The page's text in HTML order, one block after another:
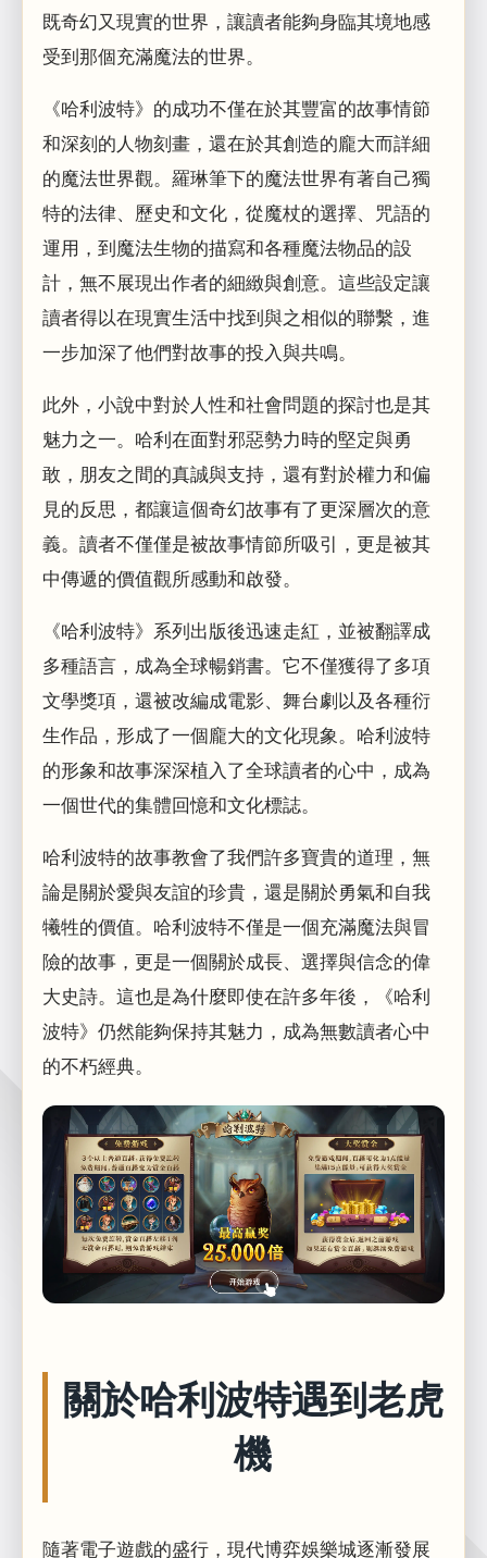
既奇幻又現實的世界，讓讀者能夠身臨其境地感
受到那個充滿魔法的世界。
《哈利波特》的成功不僅在於其豐富的故事情節
和深刻的人物刻畫，還在於其創造的龐大而詳細
的魔法世界觀。羅琳筆下的魔法世界有著自己獨
特的法律、歷史和文化，從魔杖的選擇、咒語的
運用，到魔法生物的描寫和各種魔法物品的設
計，無不展現出作者的細緻與創意。這些設定讓
讀者得以在現實生活中找到與之相似的聯繫，進
一步加深了他們對故事的投入與共鳴。
此外，小說中對於人性和社會問題的探討也是其
魅力之一。哈利在面對邪惡勢力時的堅定與勇
敢，朋友之間的真誠與支持，還有對於權力和偏
見的反思，都讓這個奇幻故事有了更深層次的意
義。讀者不僅僅是被故事情節所吸引，更是被其
中傳遞的價值觀所感動和啟發。
《哈利波特》系列出版後迅速走紅，並被翻譯成
多種語言，成為全球暢銷書。它不僅獲得了多項
文學獎項，還被改編成電影、舞台劇以及各種衍
生作品，形成了一個龐大的文化現象。哈利波特
的形象和故事深深植入了全球讀者的心中，成為
一個世代的集體回憶和文化標誌。
哈利波特的故事教會了我們許多寶貴的道理，無
論是關於愛與友誼的珍貴，還是關於勇氣和自我
犧牲的價值。哈利波特不僅是一個充滿魔法與冒
險的故事，更是一個關於成長、選擇與信念的偉
大史詩。這也是為什麼即使在許多年後，《哈利
波特》仍然能夠保持其魅力，成為無數讀者心中
的不朽經典。
關於哈利波特遇到老虎
機
隨著電子遊戲的盛行，現代博弈娛樂城逐漸發展